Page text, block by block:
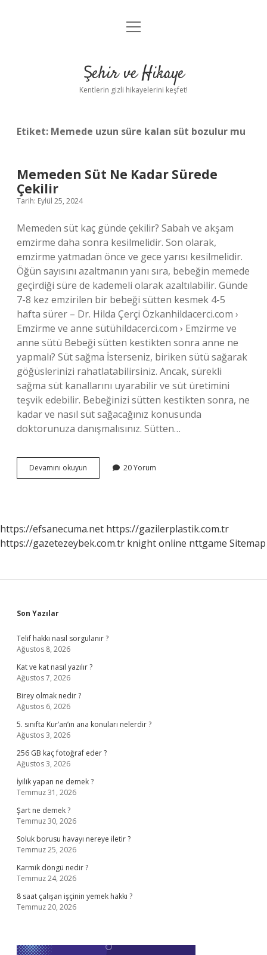
Anasayfa
Yasal Uyarı
menüyü
Şehir ve Hikaye
Kentlerin gizli hikayelerini keşfet!
Etiket: Memede uzun süre kalan süt bozulur mu
Memeden Süt Ne Kadar Sürede
Çekilir
Tarih: Eylül 25, 2024
Memeden süt kaç günde çekilir? Sabah ve akşam
emzirme daha sonra kesilmelidir. Son olarak,
emzirme yatmadan önce ve gece yarısı kesilmelidir.
Öğün sayısını azaltmanın yanı sıra, bebeğin memede
geçirdiği süre de kademeli olarak azaltılabilir. Günde
7-8 kez emzirilen bir bebeği sütten kesmek 4-5
hafta sürer – Dr. Hilda Çerçi Özkanhildacerci.com ›
Emzirme ve anne sütühildacerci.com › Emzirme ve
anne sütü Bebeği sütten kestikten sonra anne ne
yapmalı? Süt sağma İsterseniz, biriken sütü sağarak
göğüslerinizi rahatlatabilirsiniz. Ancak, sürekli
sağma süt kanallarını uyarabilir ve süt üretimini
teşvik edebilir. Bebeğinizi sütten kestikten sonra, ne
kadar ve nasıl süt sağacağınız konusunda
doktorunuza danışmalısınız. Sütten…
Devamını okuyun Memeden
Süt
20 Yorum
https://efsanecuma.net https://gazilerplastik.com.tr
https://gazetezeybek.com.tr knight online nttgame Sitemap
Sidebar
Son Yazılar
Telif hakkı nasıl sorgulanır ?
Ağustos 8, 2026
Kat ve kat nasıl yazılır ?
Ağustos 7, 2026
Birey olmak nedir ?
Ağustos 6, 2026
5. sınıfta Kur’an’ın ana konuları nelerdir ?
Ağustos 3, 2026
256 GB kaç fotoğraf eder ?
Ağustos 3, 2026
İyilik yapan ne demek ?
Temmuz 31, 2026
Şart ne demek ?
Temmuz 30, 2026
Soluk borusu havayı nereye iletir ?
Temmuz 25, 2026
Karmik döngü nedir ?
Temmuz 24, 2026
8 saat çalışan işçinin yemek hakkı ?
Temmuz 20, 2026